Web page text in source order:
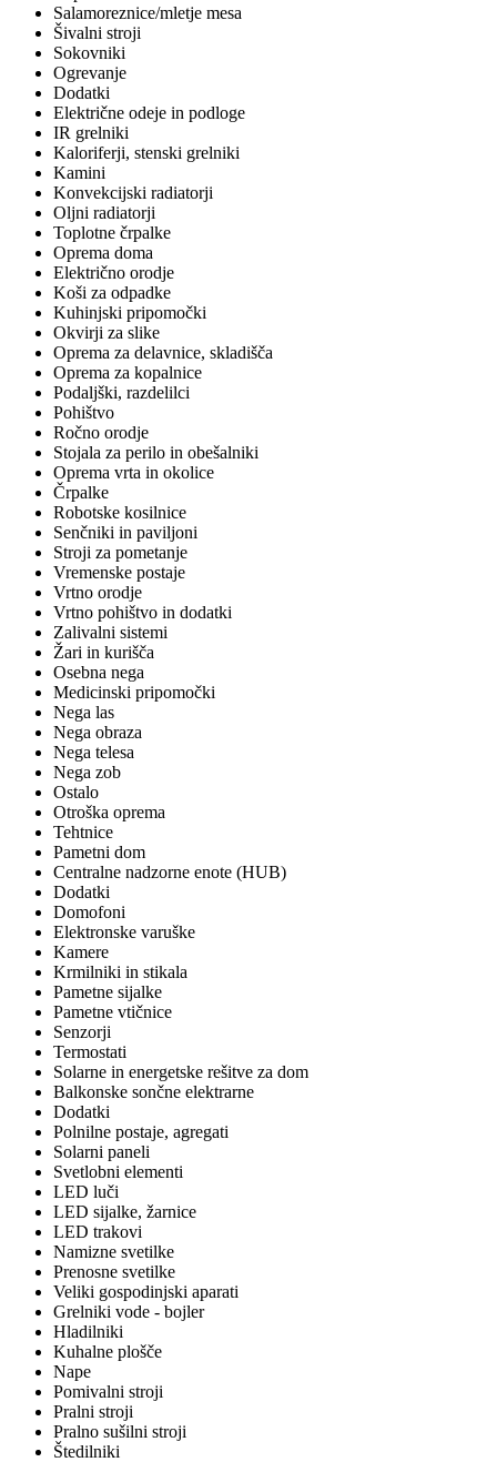
Salamoreznice/mletje mesa
Šivalni stroji
Sokovniki
Ogrevanje
Dodatki
Električne odeje in podloge
IR grelniki
Kaloriferji, stenski grelniki
Kamini
Konvekcijski radiatorji
Oljni radiatorji
Toplotne črpalke
Oprema doma
Električno orodje
Koši za odpadke
Kuhinjski pripomočki
Okvirji za slike
Oprema za delavnice, skladišča
Oprema za kopalnice
Podaljški, razdelilci
Pohištvo
Ročno orodje
Stojala za perilo in obešalniki
Oprema vrta in okolice
Črpalke
Robotske kosilnice
Senčniki in paviljoni
Stroji za pometanje
Vremenske postaje
Vrtno orodje
Vrtno pohištvo in dodatki
Zalivalni sistemi
Žari in kurišča
Osebna nega
Medicinski pripomočki
Nega las
Nega obraza
Nega telesa
Nega zob
Ostalo
Otroška oprema
Tehtnice
Pametni dom
Centralne nadzorne enote (HUB)
Dodatki
Domofoni
Elektronske varuške
Kamere
Krmilniki in stikala
Pametne sijalke
Pametne vtičnice
Senzorji
Termostati
Solarne in energetske rešitve za dom
Balkonske sončne elektrarne
Dodatki
Polnilne postaje, agregati
Solarni paneli
Svetlobni elementi
LED luči
LED sijalke, žarnice
LED trakovi
Namizne svetilke
Prenosne svetilke
Veliki gospodinjski aparati
Grelniki vode - bojler
Hladilniki
Kuhalne plošče
Nape
Pomivalni stroji
Pralni stroji
Pralno sušilni stroji
Štedilniki